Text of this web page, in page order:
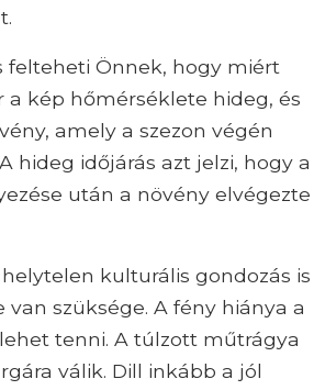
felteheti Önnek, hogy miért
a kép hőmérséklete hideg, és
amely a szezon végén
hideg időjárás azt jelzi, hogy a
után a növény elvégezte
kulturális gondozás is
szüksége. A fény hiánya a
tenni. A túlzott műtrágya
válik. Dill inkább a jól